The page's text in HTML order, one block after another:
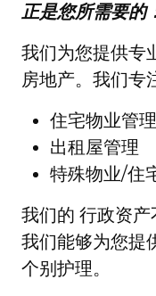
正是您所需要的
我们为您提供专
房地产。我们专
住宅物业管理
出租屋管理
特殊物业/住
我们的 行政资
我们能够为您提
个别护理。